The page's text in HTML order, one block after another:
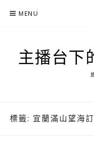
MENU
主播台下
標籤: 宜蘭滿山望海